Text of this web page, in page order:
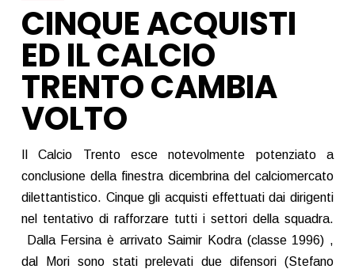
CINQUE ACQUISTI
ED IL CALCIO
TRENTO CAMBIA
VOLTO
Il Calcio Trento esce notevolmente potenziato a
conclusione della finestra dicembrina del calciomercato
dilettantistico. Cinque gli acquisti effettuati dai dirigenti
nel tentativo di rafforzare tutti i settori della squadra.
Dalla Fersina è arrivato Saimir Kodra (classe 1996) ,
dal Mori sono stati prelevati due difensori (Stefano